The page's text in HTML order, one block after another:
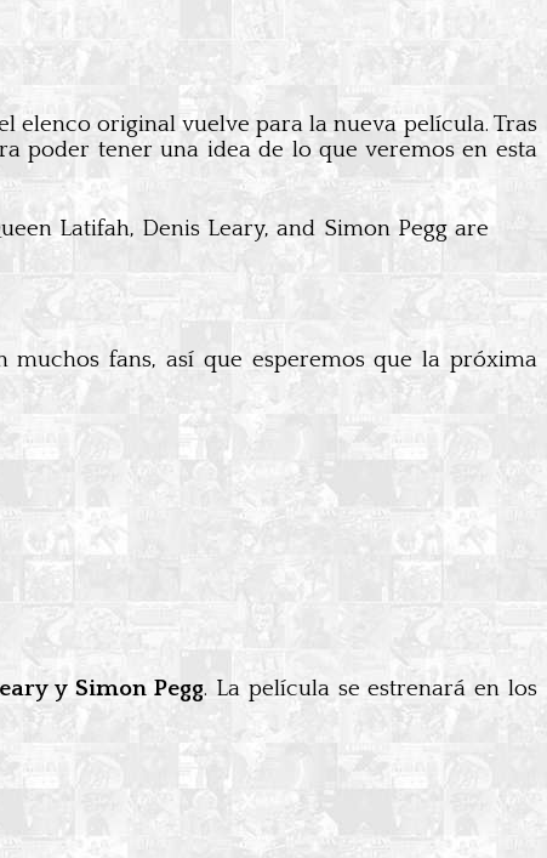
elenco original vuelve para la nueva película. Tras
poder tener una idea de lo que veremos en esta
Latifah, Denis Leary, and Simon Pegg are
fans, así que esperemos que la próxima
y Simon Pegg. La película se estrenará en los